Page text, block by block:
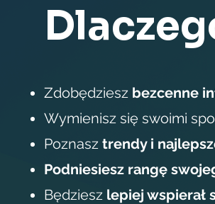
Zdobędziesz bezcenne
Wymienisz się swoimi
Poznasz trendy i
Podniesiesz rangę
Będziesz lepiej wspierał